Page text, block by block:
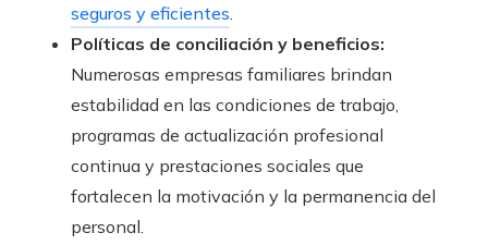
seguros y eficientes.
Políticas de conciliación y beneficios:
Numerosas empresas familiares brindan
estabilidad en las condiciones de trabajo,
programas de actualización profesional
continua y prestaciones sociales que
fortalecen la motivación y la permanencia del
personal.